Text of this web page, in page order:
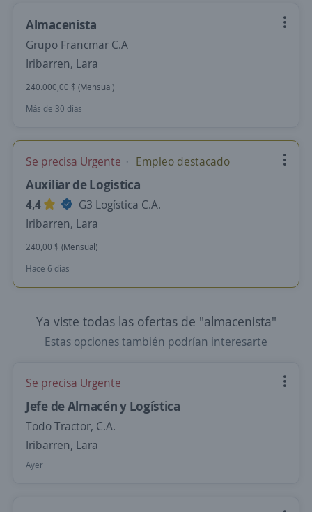
Almacenista
Grupo Francmar C.A
Iribarren, Lara
240.000,00 $ (Mensual)
Más de 30 días
Se precisa Urgente Empleo destacado
Auxiliar de Logistica
4,4
G3 Logística C.A.
Iribarren, Lara
240,00 $ (Mensual)
Hace 6 días
Ya viste todas las ofertas de "almacenista"
Estas opciones también podrían interesarte
Se precisa Urgente
Jefe de Almacén y Logística
Todo Tractor, C.A.
Iribarren, Lara
Ayer